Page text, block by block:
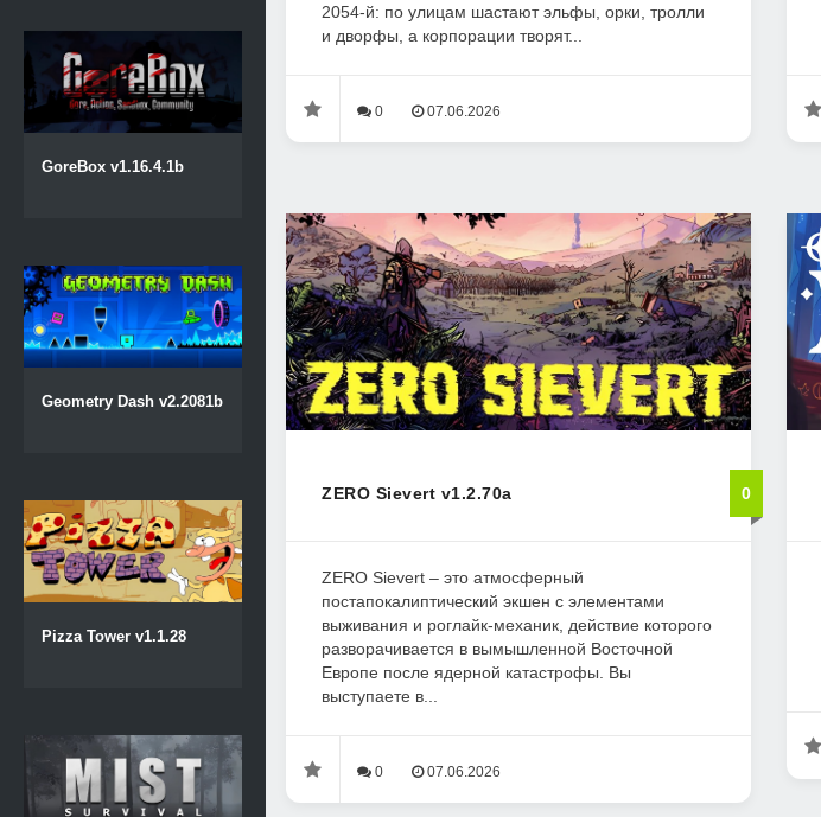
GoreBox v1.16.4.1b
Geometry Dash v2.2081b
Pizza Tower v1.1.28
2054-й: по улицам шастают эльфы, орки, тролли
и дворфы, а корпорации творят...
0 07.06.2026
ZERO Sievert v1.2.70a 0
ZERO Sievert – это атмосферный
постапокалиптический экшен с элементами
выживания и роглайк-механик, действие которого
разворачивается в вымышленной Восточной
Европе после ядерной катастрофы. Вы
выступаете в...
0 07.06.2026